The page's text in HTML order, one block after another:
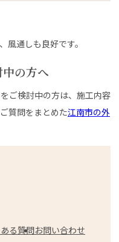
風通しも良好です。
の方へ
ご検討中の方は、施工内容
質問をまとめた江南市の外
る質問お問い合わせ